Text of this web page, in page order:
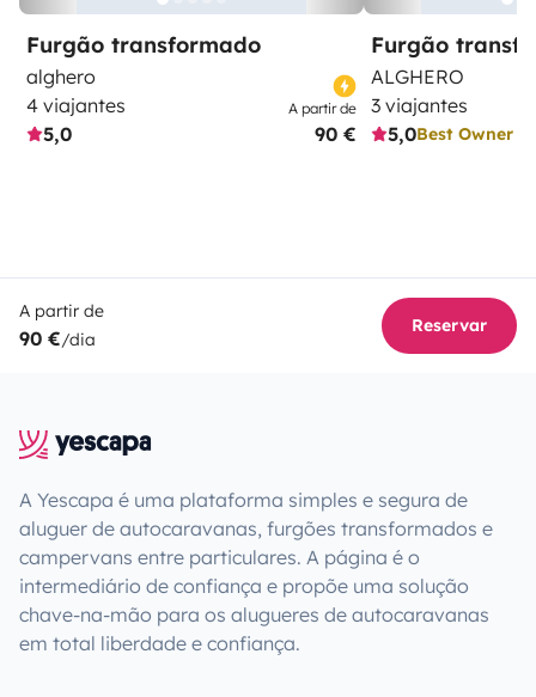
Furgão transformado
alghero
4 viajantes
5,0
A partir de
90 €
Furgão
ALGHERO
3 viajantes
5,0Best Owner
A partir de
90 €/dia
Reservar
A Yescapa é uma plataforma simples e segura de
aluguer de autocaravanas, furgões transformados e
campervans entre particulares. A página é o
intermediário de confiança e propõe uma solução
chave-na-mão para os alugueres de autocaravanas
em total liberdade e confiança.